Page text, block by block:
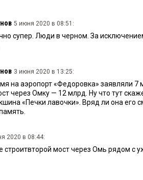
5 июня 2020 в 08:51:
супер. Люди в черном. За
3 июня 2020 в 13:25:
на аэропорт «Федоровка» заявляли 7
через Омку — 12 млрд. Ну что тут
«Печки лавочки». Вряд ли она его
2020 в 08:44:
мост через Омь рядом с